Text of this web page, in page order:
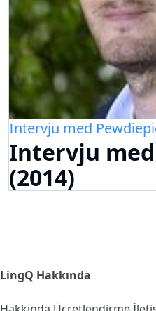
Intervju med
Intervju
(2014)
LingQ Hakkında